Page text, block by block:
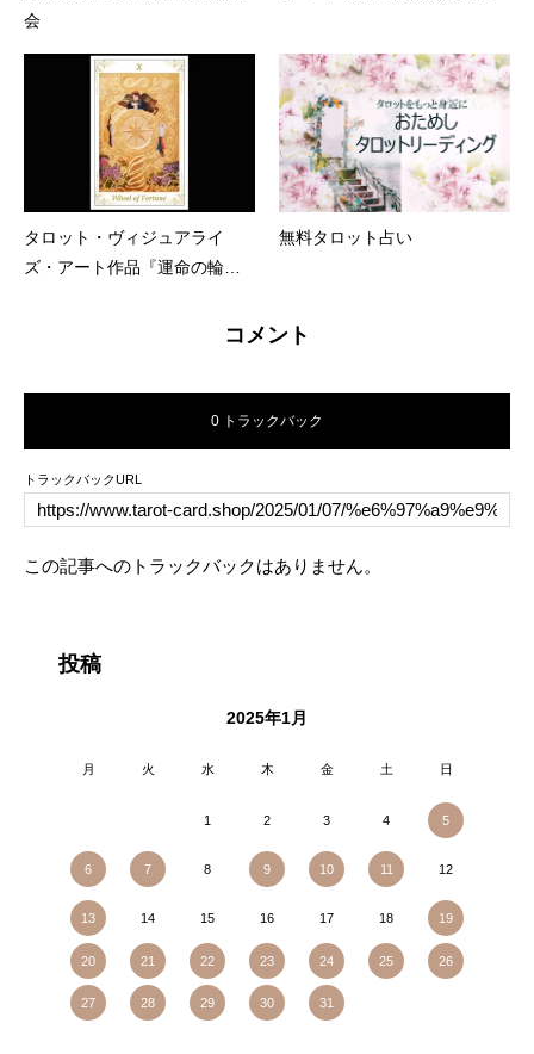
会
タロット・ヴィジュアライ
ズ・アート作品『運命の輪』
無料タロット占い
コメント
0 トラックバック
トラックバックURL
この記事へのトラックバックはありません。
投稿
2025年1月
月 火 水 木 金 土 日
1 2 3 4 5
6 7 8 9 10 11 12
13 14 15 16 17 18 19
20 21 22 23 24 25 26
27 28 29 30 31